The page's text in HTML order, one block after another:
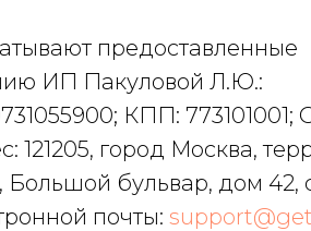
предоставленные
ИП Пакуловой Л.Ю.:
КПП: 773101001;
121205, город Москва,
бульвар, дом 42,
почты: